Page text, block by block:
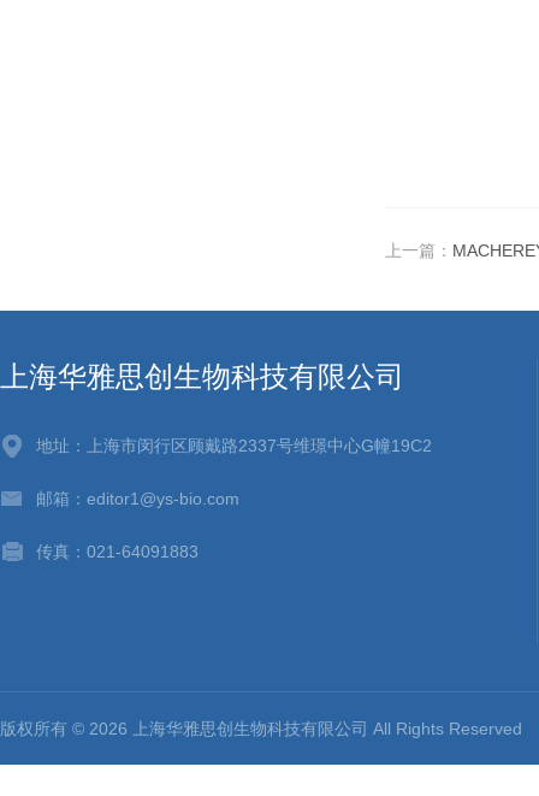
上一篇：
上海华雅思创生物科技有限公司
地址：上海市闵行区顾戴路2337号维璟中心G幢19C2
邮箱：editor1@ys-bio.com
传真：021-64091883
版权所有 © 2026 上海华雅思创生物科技有限公司 All Rights